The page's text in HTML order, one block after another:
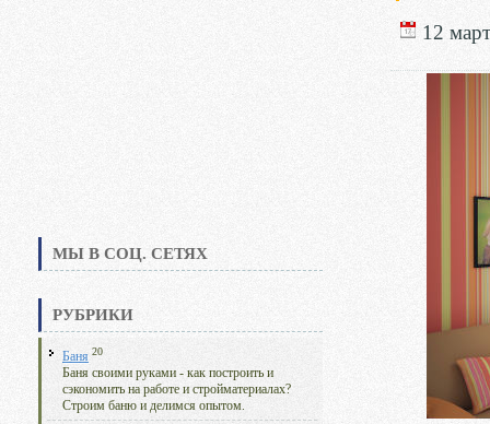
МЫ В СОЦ. СЕТЯХ
РУБРИКИ
Баня 20
Баня своими руками - как построить и
сэкономить на работе и стройматериалах?
Строим баню и делимся опытом.
12